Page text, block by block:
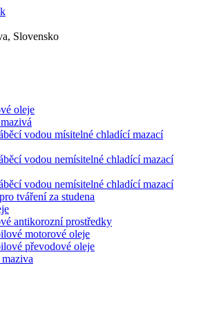
Slovensko
oleje
vodou mísitelné chladící mazací
vodou nemísitelné chladící mazací
vodou nemísitelné chladící mazací
tváření za studena
antikorozní prostředky
motorové oleje
převodové oleje